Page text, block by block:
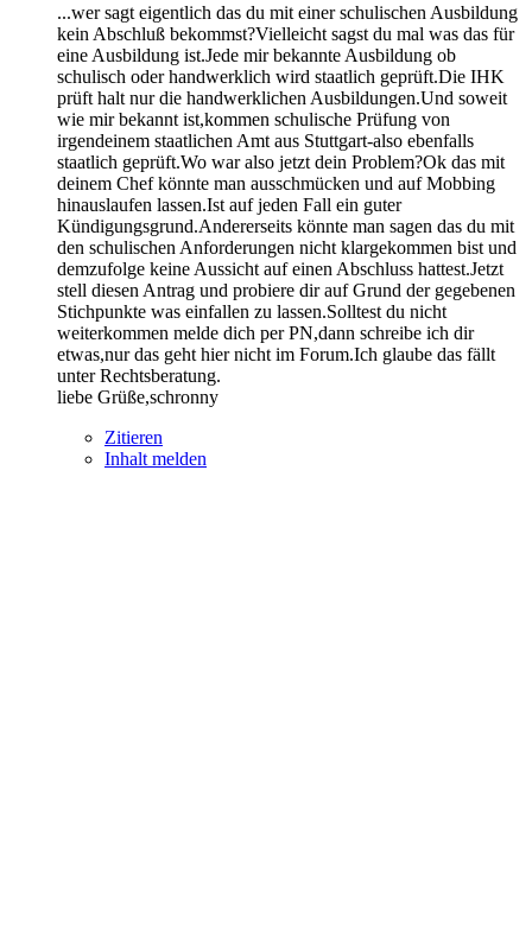
...wer sagt eigentlich das du mit einer schulischen Ausbildung
kein Abschluß bekommst?Vielleicht sagst du mal was das für
eine Ausbildung ist.Jede mir bekannte Ausbildung ob
schulisch oder handwerklich wird staatlich geprüft.Die IHK
prüft halt nur die handwerklichen Ausbildungen.Und soweit
wie mir bekannt ist,kommen schulische Prüfung von
irgendeinem staatlichen Amt aus Stuttgart-also ebenfalls
staatlich geprüft.Wo war also jetzt dein Problem?Ok das mit
deinem Chef könnte man ausschmücken und auf Mobbing
hinauslaufen lassen.Ist auf jeden Fall ein guter
Kündigungsgrund.Andererseits könnte man sagen das du mit
den schulischen Anforderungen nicht klargekommen bist und
demzufolge keine Aussicht auf einen Abschluss hattest.Jetzt
stell diesen Antrag und probiere dir auf Grund der gegebenen
Stichpunkte was einfallen zu lassen.Solltest du nicht
weiterkommen melde dich per PN,dann schreibe ich dir
etwas,nur das geht hier nicht im Forum.Ich glaube das fällt
unter Rechtsberatung.
liebe Grüße,schronny
Zitieren
Inhalt melden